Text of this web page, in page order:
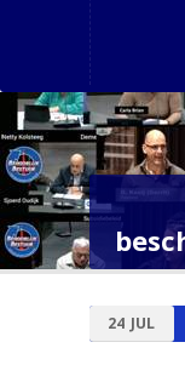
24 JUL